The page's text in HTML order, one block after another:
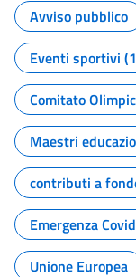
Avviso pubblico
Eventi sportivi
Comitato
Maestri
contributi a
Emergenza
Unione Europea